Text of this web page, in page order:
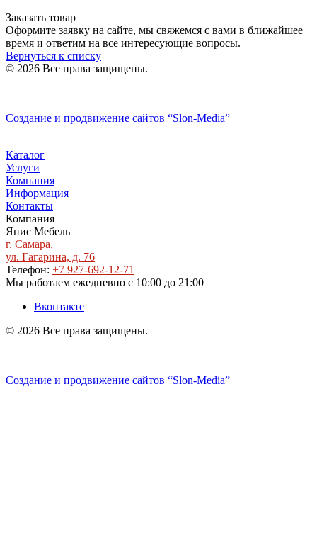
Заказать товар
Оформите заявку на сайте, мы свяжемся с вами в ближайшее
время и ответим на все интересующие вопросы.
Вернуться к списку
© 2026 Все права защищены.
Создание и продвижение сайтов “Slon-Media”
Каталог
Услуги
Компания
Информация
Контакты
Компания
Янис Мебель
г. Самара,
ул. Гагарина, д. 76
Телефон: +7 927-692-12-71
Мы работаем ежедневно с 10:00 до 21:00
Вконтакте
© 2026 Все права защищены.
Создание и продвижение сайтов “Slon-Media”